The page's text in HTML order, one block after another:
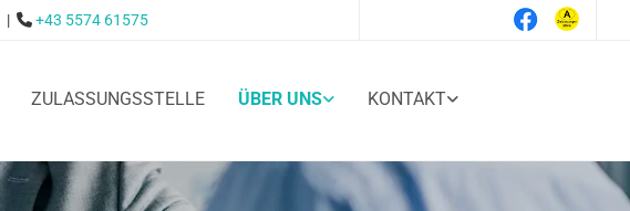
|  +43 5574 61575
ZULASSUNGSSTELLE ÜBER UNS KONTAKT